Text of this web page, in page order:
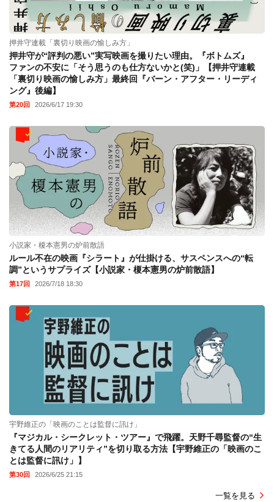
押井守連載「裏切り映画の愉しみ方」
押井守が“評判の悪い”実写映画を撮りたい理由。『ボトムズ』
ファンの不安に「そう思うのも仕方ないかと(笑)」【押井守連載
「裏切り映画の愉しみ方」最終回『バーン・アフター・リーディ
ング』後編】
第20回 2026/6/17 19:30
小説家・榎本憲男の炉前散語
ルール不在の映画『シラート』が仕掛ける、サスペンスへの“転
調”というサプライズ【小説家・榎本憲男の炉前散語】
第17回 2026/7/18 18:30
宇野維正の「映画のことは監督に訊け」
『マジカル・シークレット・ツアー』で飛躍。天野千尋監督の“生
きてる人間のリアリティ”を切り取る方法【宇野維正の「映画のこ
とは監督に訊け」】
第30回 2026/6/25 21:15
一覧を見る